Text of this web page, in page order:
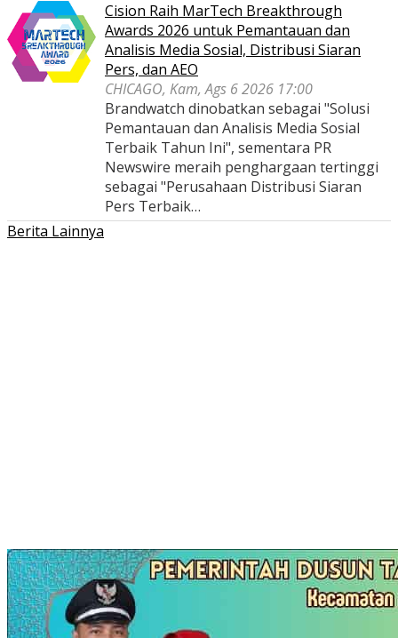
Cision Raih MarTech Breakthrough
Awards 2026 untuk Pemantauan dan
Analisis Media Sosial, Distribusi Siaran
Pers, dan AEO
CHICAGO, Kam, Ags 6 2026 17:00
Brandwatch dinobatkan sebagai "Solusi
Pemantauan dan Analisis Media Sosial
Terbaik Tahun Ini", sementara PR
Newswire meraih penghargaan tertinggi
sebagai "Perusahaan Distribusi Siaran
Pers Terbaik…
Berita Lainnya